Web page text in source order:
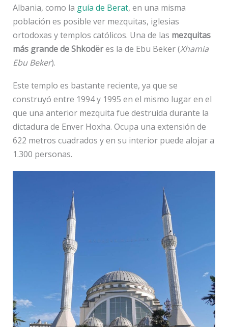
Albania, como la guía de Berat, en una misma
población es posible ver mezquitas, iglesias
ortodoxas y templos católicos. Una de las mezquitas
más grande de Shkodëres la de Ebu Beker (Xhamia
Ebu Beker).
Este templo es bastante reciente, ya que se
construyó entre 1994 y 1995 en el mismo lugar en el
que una anterior mezquita fue destruida durante la
dictadura de Enver Hoxha. Ocupa una extensión de
622 metros cuadrados y en su interior puede alojar a
1.300 personas.